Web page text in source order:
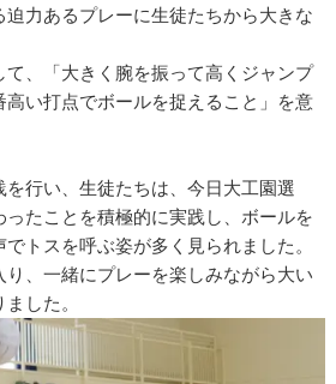
迫力あるプレーに生徒たちから大きな
、「大きく腕を振って高くジャンプ
い打点でボールを捉えること」を意
行い、生徒たちは、今日大工園選
たことを積極的に実践し、ボールを
トスを呼ぶ姿が多く見られました。
、一緒にプレーを楽しみながら大い
した。